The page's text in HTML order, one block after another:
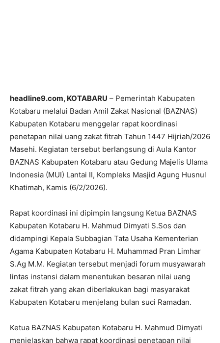
headline9.com, KOTABARU – Pemerintah Kabupaten
Kotabaru melalui Badan Amil Zakat Nasional (BAZNAS)
Kabupaten Kotabaru menggelar rapat koordinasi
penetapan nilai uang zakat fitrah Tahun 1447 Hijriah/2026
Masehi. Kegiatan tersebut berlangsung di Aula Kantor
BAZNAS Kabupaten Kotabaru atau Gedung Majelis Ulama
Indonesia (MUI) Lantai II, Kompleks Masjid Agung Husnul
Khatimah, Kamis (6/2/2026).
Rapat koordinasi ini dipimpin langsung Ketua BAZNAS
Kabupaten Kotabaru H. Mahmud Dimyati S.Sos dan
didampingi Kepala Subbagian Tata Usaha Kementerian
Agama Kabupaten Kotabaru H. Muhammad Pran Limhar
S.Ag M.M. Kegiatan tersebut menjadi forum musyawarah
lintas instansi dalam menentukan besaran nilai uang
zakat fitrah yang akan diberlakukan bagi masyarakat
Kabupaten Kotabaru menjelang bulan suci Ramadan.
Ketua BAZNAS Kabupaten Kotabaru H. Mahmud Dimyati
menjelaskan bahwa rapat koordinasi penetapan nilai